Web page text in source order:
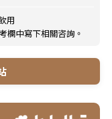
用
中寫下相關咨詢。